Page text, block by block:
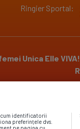
Ringier Sportal:
Unica Elle VIVA!
identificatorii
preferințele dvs.